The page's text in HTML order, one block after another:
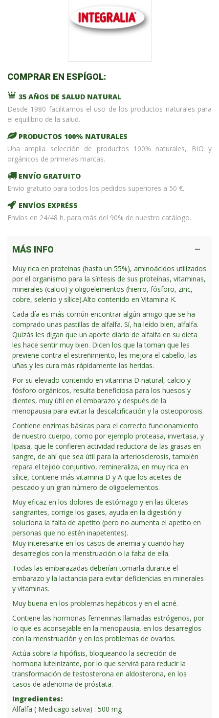
COMPRAR EN ESPÍGOL:
35 AÑOS DE SALUD NATURAL
Desde 1980 facilitamos el uso de los productos naturales para
el equilibrio de la salud.
PRODUCTOS 100% NATURALES
Una amplia selección de productos 100% naturales, BIO y
orgánicos de primeras marcas.
ENVÍO GRATUITO
Envío gratuito para todos los pedidos superiores a 50 €.
ENVÍOS EXPRÉSS
Envíos en 24/48 h. para más del 90% de nuestro catálogo.
MÁS INFO
Muy rica en proteínas (hasta un 55%), aminoácidos utilizados
por el organismo para la síntesis de sus proteínas, vitaminas,
minerales (calcio) y oligoelementos (hierro, fósforo, zinc,
cobre, selenio y sílice).Alto contenido en Vitamina K.
Cada día es más común encontrar algún amigo que se ha
comprado unas pastillas de alfalfa. Sí, ha leído bien, alfalfa.
Quizás les digan que un aporte diario de alfalfa en su dieta
les hace sentir muy bien. Dicen los que la toman que les
previene contra el estreñimiento, les mejora el cabello, las
uñas y les cura más rápidamente las heridas.
Por su elevado contenido en vitamina D natural, calcio y
fósforo orgánicos, resulta beneficiosa para los huesos y
dientes, muy útil en el embarazo y después de la
menopausia para evitar la descalcificación y la osteoporosis.
Contiene enzimas básicas para el correcto funcionamiento
de nuestro cuerpo, como por ejemplo proteasa, invertasa, y
lipasa, que le confieren actividad reductora de las grasas en
sangre, de ahí que sea útil para la arteriosclerosis, también
repara el tejido conjuntivo, remineraliza, en muy rica en
sílice, contiene más vitamina D y A que los aceites de
pescado y un gran número de oligoelementos.
Muy eficaz en los dolores de estómago y en las úlceras
sangrantes, corrige los gases, ayuda en la digestión y
soluciona la falta de apetito (pero no aumenta el apetito en
personas que no estén inapetentes).
Muy interesante en los casos de anemia y cuando hay
desarreglos con la menstruación o la falta de ella.
Todas las embarazadas deberían tomarla durante el
embarazo y la lactancia para evitar deficiencias en minerales
y vitaminas.
Muy buena en los problemas hepáticos y en el acné.
Contiene las hormonas femeninas llamadas estrógenos, por
lo que es aconsejable en la menopausia, en los desarreglos
con la menstruación y en los problemas de ovarios.
Actúa sobre la hipófisis, bloqueando la secreción de
hormona luteinizante, por lo que servirá para reducir la
transformación de testosterona en aldosterona, en los
casos de adenoma de próstata.
Ingredientes:
Alfalfa ( Medicago sativa) : 500 mg